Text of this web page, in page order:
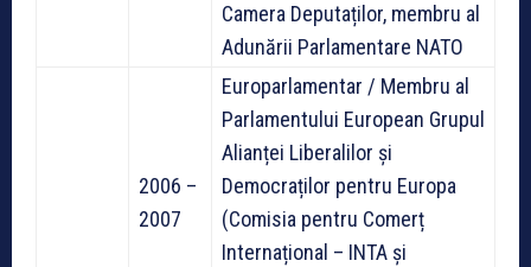
Camera Deputaților, membru al
Adunării Parlamentare NATO
2006 –
2007
Europarlamentar / Membru al
Parlamentului European Grupul
Alianței Liberalilor și
Democraților pentru Europa
(Comisia pentru Comerț
Internațional – INTA și